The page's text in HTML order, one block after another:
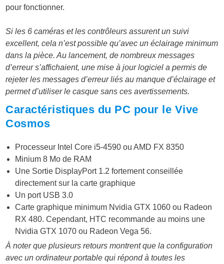
pour fonctionner.
Si les 6 caméras et les contrôleurs assurent un suivi
excellent, cela n’est possible qu’avec un éclairage minimum
dans la pièce. Au lancement, de nombreux messages
d’erreur s’affichaient, une mise à jour logiciel a permis de
rejeter les messages d’erreur liés au manque d’éclairage et
permet d’utiliser le casque sans ces avertissements.
Caractéristiques du PC pour le Vive
Cosmos
Processeur Intel Core i5-4590 ou AMD FX 8350
Minium 8 Mo de RAM
Une Sortie DisplayPort 1.2 fortement conseillée
directement sur la carte graphique
Un port USB 3.0
Carte graphique minimum Nvidia GTX 1060 ou Radeon
RX 480. Cependant, HTC recommande au moins une
Nvidia GTX 1070 ou Radeon Vega 56.
À noter que plusieurs retours montrent que la configuration
avec un ordinateur portable qui répond à toutes les